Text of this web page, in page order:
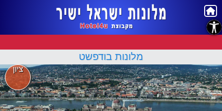
מלונות בודפשט
ציון
נגישות